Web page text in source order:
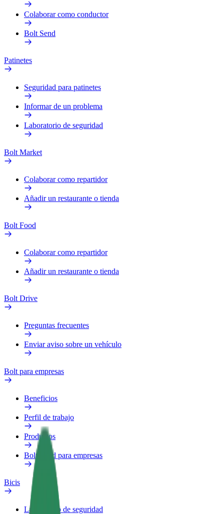
Colaborar como conductor
Bolt Send
Patinetes
Seguridad para patinetes
Informar de un problema
Laboratorio de seguridad
Bolt Market
Colaborar como repartidor
Añadir un restaurante o tienda
Bolt Food
Colaborar como repartidor
Añadir un restaurante o tienda
Bolt Drive
Preguntas frecuentes
Enviar aviso sobre un vehículo
Bolt para empresas
Beneficios
Perfil de trabajo
Productos
Bolt Food para empresas
Bicis
Laboratorio de seguridad